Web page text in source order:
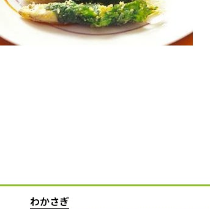
わかさぎ